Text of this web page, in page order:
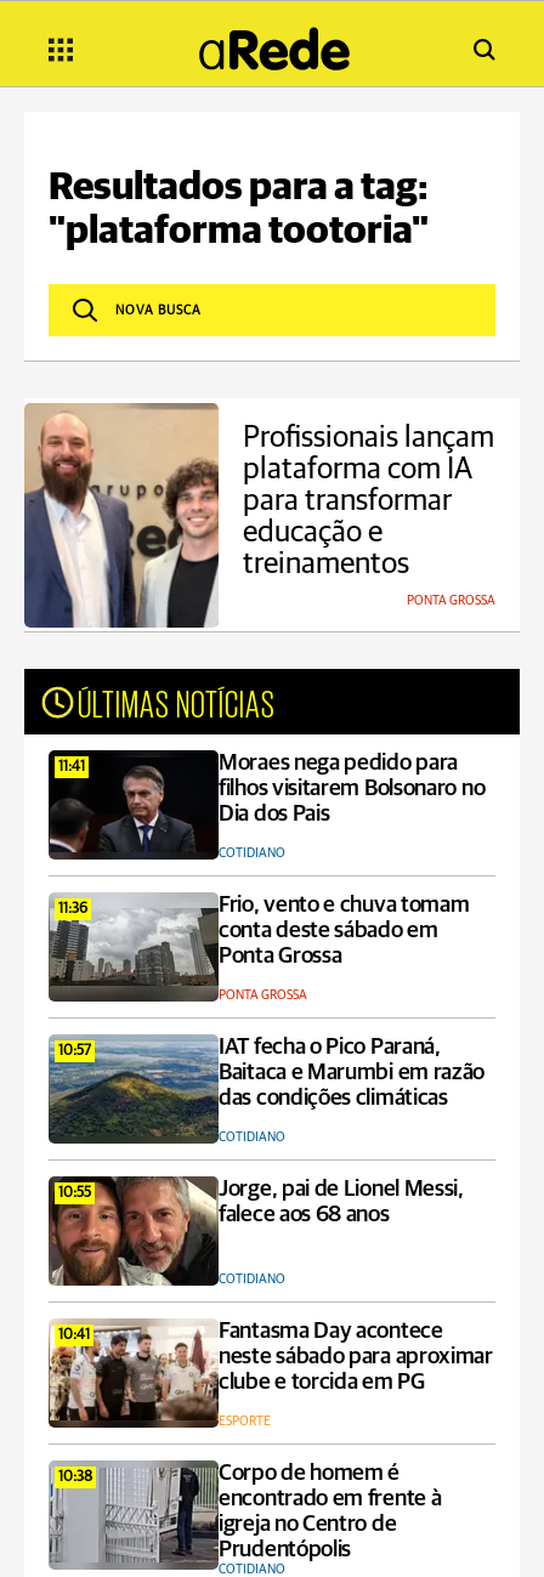
Resultados para a tag:
"plataforma tootoria"
Profissionais lançam
plataforma com IA
para transformar
educação e
treinamentos
PONTA GROSSA
ÚLTIMAS NOTÍCIAS
11:41
Moraes nega pedido para
filhos visitarem Bolsonaro no
Dia dos Pais
COTIDIANO
11:36
Frio, vento e chuva tomam
conta deste sábado em
Ponta Grossa
PONTA GROSSA
10:57
IAT fecha o Pico Paraná,
Baitaca e Marumbi em razão
das condições climáticas
COTIDIANO
10:55
Jorge, pai de Lionel Messi,
falece aos 68 anos
COTIDIANO
10:41
Fantasma Day acontece
neste sábado para aproximar
clube e torcida em PG
ESPORTE
10:38
Corpo de homem é
encontrado em frente à
igreja no Centro de
Prudentópolis
COTIDIANO